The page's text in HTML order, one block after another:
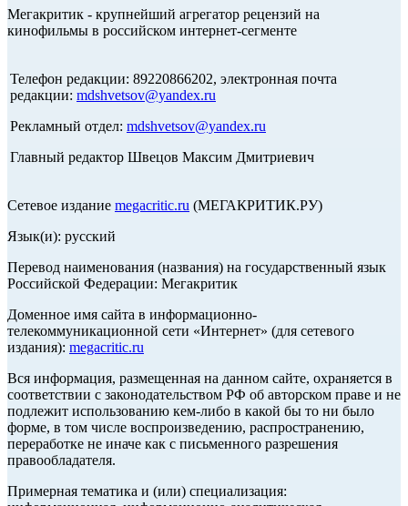
Мегакритик - крупнейший агрегатор рецензий на
кинофильмы в российском интернет-сегменте
Телефон редакции: 89220866202, электронная почта
редакции: mdshvetsov@yandex.ru
Рекламный отдел: mdshvetsov@yandex.ru
Главный редактор Швецов Максим Дмитриевич
Сетевое издание megacritic.ru (МЕГАКРИТИК.РУ)
Язык(и): русский
Перевод наименования (названия) на государственный язык
Российской Федерации: Мегакритик
Доменное имя сайта в информационно-
телекоммуникационной сети «Интернет» (для сетевого
издания): megacritic.ru
Вся информация, размещенная на данном сайте, охраняется в
соответствии с законодательством РФ об авторском праве и не
подлежит использованию кем-либо в какой бы то ни было
форме, в том числе воспроизведению, распространению,
переработке не иначе как с письменного разрешения
правообладателя.
Примерная тематика и (или) специализация: